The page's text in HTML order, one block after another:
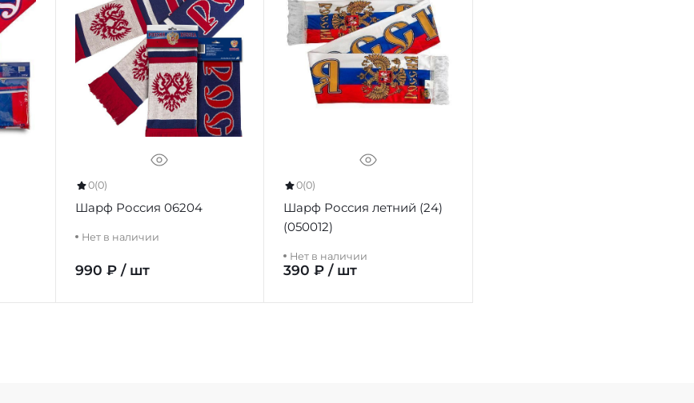
0(0)
Шарф Россия 06204
Нет в наличии
990 ₽ / шт
0(0)
Шарф Россия летний (24)
(050012)
Нет в наличии
390 ₽ / шт